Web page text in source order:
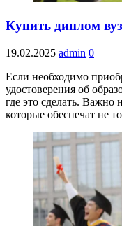
Купить диплом
19.02.2025 admin 0
Если необходимо
удостоверения об
где это сделать.
которые обеспечат не